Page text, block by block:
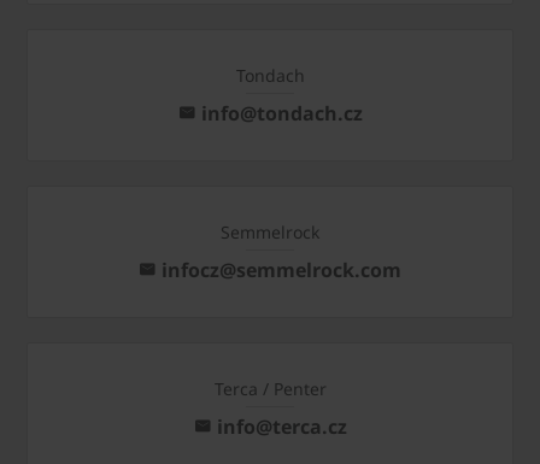
Tondach
info@tondach.cz
Semmelrock
infocz@semmelrock.com
Terca / Penter
info@terca.cz